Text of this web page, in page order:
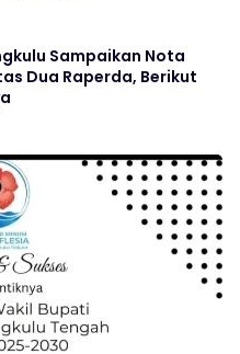
Sampaikan Nota
Dua Raperda, Berikut